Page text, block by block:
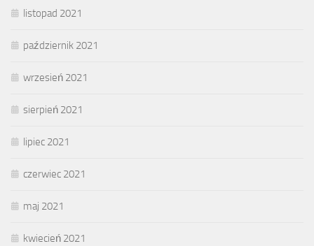
listopad 2021
październik 2021
wrzesień 2021
sierpień 2021
lipiec 2021
czerwiec 2021
maj 2021
kwiecień 2021